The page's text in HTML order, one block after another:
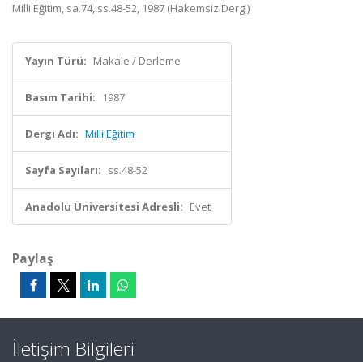
Milli Eğitim, sa.74, ss.48-52, 1987 (Hakemsiz Dergi)
Yayın Türü: Makale / Derleme
Basım Tarihi: 1987
Dergi Adı: Milli Eğitim
Sayfa Sayıları: ss.48-52
Anadolu Üniversitesi Adresli: Evet
Paylaş
İletişim Bilgileri